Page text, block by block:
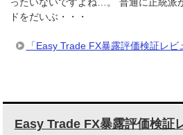
ドをだいぶ・・・
「Easy Trade FX暴露評価検証レ
Easy Trade FX暴露評価検証